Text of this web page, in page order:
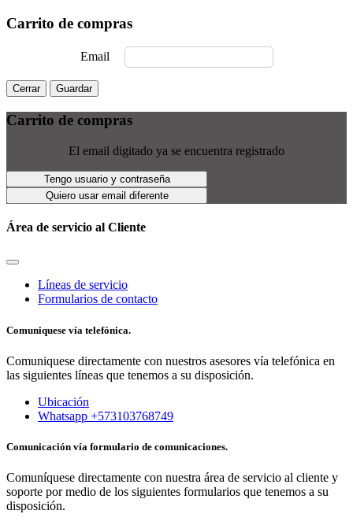
Carrito de compras
Email
Cerrar Guardar
Carrito de compras
El email digitado ya se encuentra registrado
Tengo usuario y contraseña
Quiero usar email diferente
Área de servicio al Cliente
Líneas de servicio
Formularios de contacto
Comuniquese vía telefónica.
Comuniquese directamente con nuestros asesores vía telefónica en
las siguientes líneas que tenemos a su disposición.
Ubicación
Whatsapp +573103768749
Comunicación vía formulario de comunicaciones.
Comuníquese directamente con nuestra área de servicio al cliente y
soporte por medio de los siguientes formularios que tenemos a su
disposición.